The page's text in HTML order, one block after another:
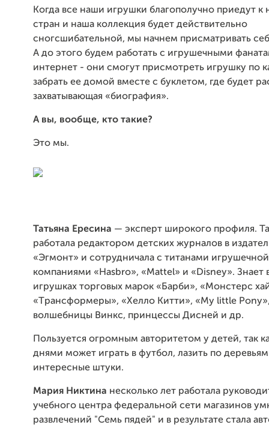
Когда все наши игрушки благополучно приедут к
стран и наша коллекция будет действительно
сногсшибательной, мы начнем присматривать
А до этого будем работать с игрушечными
интернет - они смогут присмотреть игрушку по
забрать ее домой вместе с буклетом, где будет
захватывающая «биография».
А вы, вообще, кто такие?
Это мы.
Татьяна Ересина — эксперт широкого профиля.
работала редактором детских журналов в
«Эгмонт» и сотрудничала с титанами
компаниями «Hasbro», «Mattel» и «Disney». Знает
игрушках торговых марок «Барби», «Монстерс
«Tрансформеры», «Хелло Китти», «My little Pony»,
волшебницы Винкс, принцессы Дисней и др.
Пользуется огромным авторитетом у детей, так
днями может играть в футбол, лазить по
интересные штуки.
Мария Никтина несколько лет работала
учебного центра федеральной сети магазинов
развлечений "Семь пядей" и в результате стала